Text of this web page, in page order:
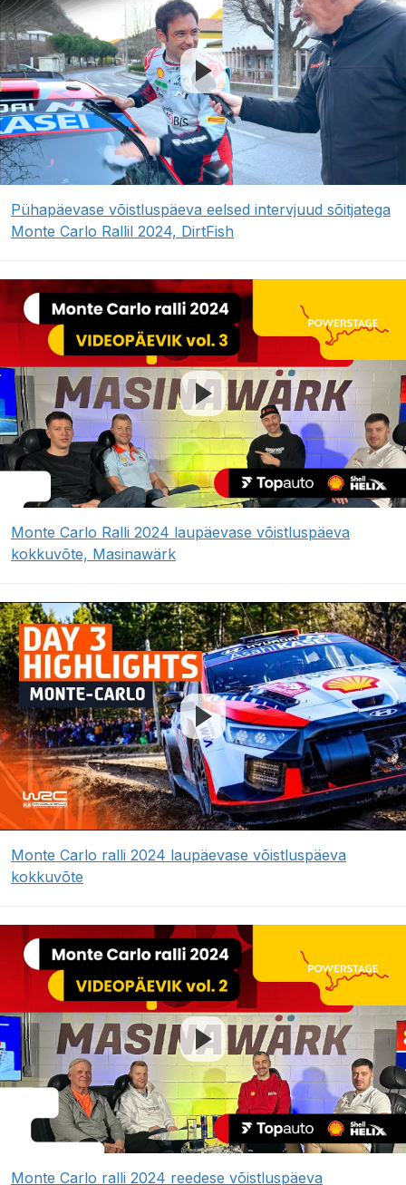
Pühapäevase võistluspäeva eelsed intervjuud sõitjatega
Monte Carlo Rallil 2024, DirtFish
Monte Carlo Ralli 2024 laupäevase võistluspäeva
kokkuvõte, Masinawärk
Monte Carlo ralli 2024 laupäevase võistluspäeva
kokkuvõte
Monte Carlo ralli 2024 reedese võistluspäeva